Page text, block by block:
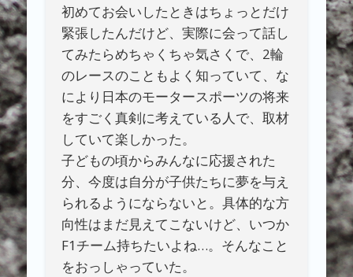
初めてお会いしたときはちょっとだけ
緊張したんだけど、実際に会って話し
てみたらめちゃくちゃ気さくで、2輪
のレースのこともよく知っていて、な
により日本のモータースポーツの将来
をすごく真剣に考えている人で、取材
していて楽しかった。
子どもの頃からみんなに応援された
分、今度は自分が子供たちに夢を与え
られるようにならないと。具体的な方
向性はまだ見えてこないけど、いつか
F1チーム持ちたいよね…。そんなこと
をおっしゃっていた。